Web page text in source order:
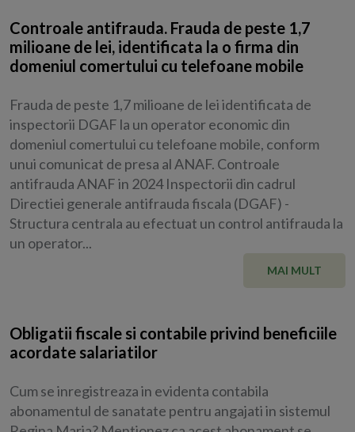
Controale antifrauda. Frauda de peste 1,7
milioane de lei, identificata la o firma din
domeniul comertului cu telefoane mobile
Frauda de peste 1,7 milioane de lei identificata de
inspectorii DGAF la un operator economic din
domeniul comertului cu telefoane mobile, conform
unui comunicat de presa al ANAF. Controale
antifrauda ANAF in 2024 Inspectorii din cadrul
Directiei generale antifrauda fiscala (DGAF) -
Structura centrala au efectuat un control antifrauda la
un operator...
MAI MULT
Obligatii fiscale si contabile privind beneficiile
acordate salariatilor
Cum se inregistreaza in evidenta contabila
abonamentul de sanatate pentru angajati in sistemul